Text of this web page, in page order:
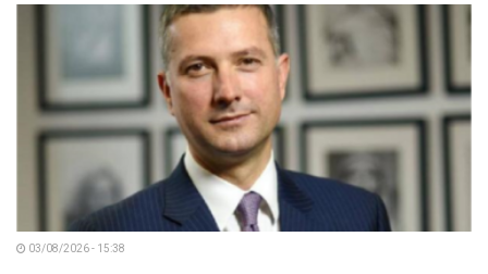
03/08/2026 - 15:38